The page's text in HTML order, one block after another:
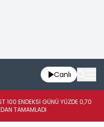
Canlı
100 ENDEKSİ GÜNÜ YÜZDE 0,70
TAMAMLADI